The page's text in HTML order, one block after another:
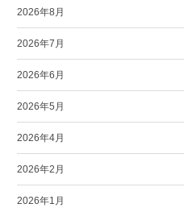
2026年8月
2026年7月
2026年6月
2026年5月
2026年4月
2026年2月
2026年1月